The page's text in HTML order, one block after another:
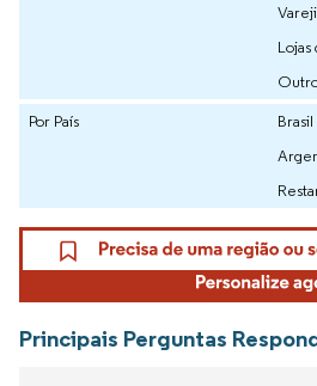
Por País
Brasil
Principais Perguntas